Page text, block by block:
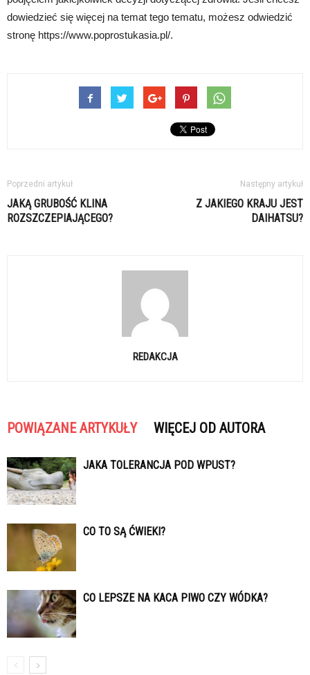
dowiedzieć się więcej na temat tego tematu, możesz odwiedzić
stronę https://www.poprostukasia.pl/.
Poprzedni artykuł
JAKĄ GRUBOŚĆ KLINA
ROZSZCZEPIAJĄCEGO?
Następny artykuł
Z JAKIEGO KRAJU JEST
DAIHATSU?
REDAKCJA
POWIĄZANE ARTYKUŁY WIĘCEJ OD AUTORA
JAKA TOLERANCJA POD WPUST?
CO TO SĄ ĆWIEKI?
CO LEPSZE NA KACA PIWO CZY WÓDKA?